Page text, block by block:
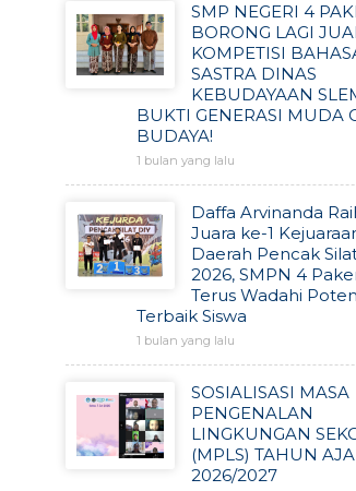
SMP NEGERI 4
BORONG LAGI
KOMPETISI
SASTRA DINAS
KEBUDAYAAN
BUKTI GENERASI MUDA
BUDAYA!
1 bulan yang lalu
Daffa Arvinanda
Juara ke-1
Daerah Pencak
2026, SMPN 4
Terus Wadahi
Terbaik Siswa
1 bulan yang lalu
SOSIALISASI MASA
PENGENALAN
LINGKUNGAN
(MPLS) TAHUN
2026/2027